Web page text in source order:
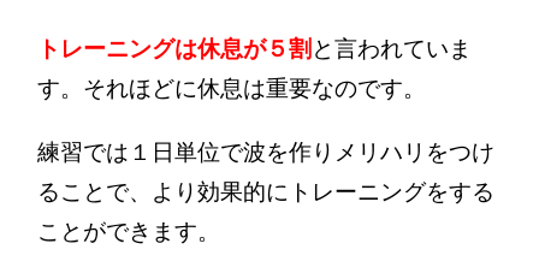
トレーニングは休息が５割 と言われていま
す。それほどに休息は重要なのです。
練習では１日単位で波を作りメリハリをつけ
ることで、より効果的にトレーニングをする
ことができます。